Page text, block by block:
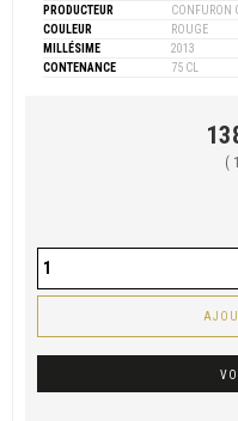
PRODUCTEUR
CONFURON
COULEUR
ROUGE
MILLÉSIME
2013
CONTENANCE
75 CL
(